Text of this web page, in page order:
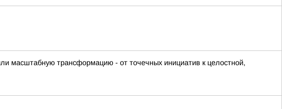
масштабную трансформацию - от точечных инициатив к целостной,